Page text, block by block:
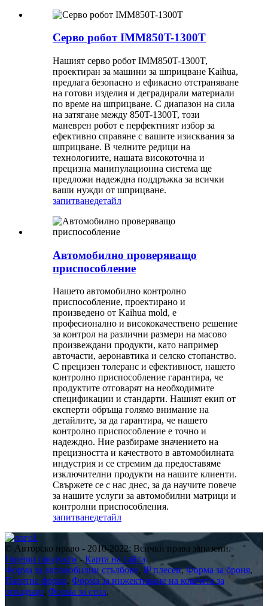
Серво робот IMM850T-1300T
Нашият серво робот IMM850T-1300T,
проектиран за машини за шприцване Kaihua,
предлага безопасно и ефикасно отстраняване
на готови изделия и деградирали материали
по време на шприцване. С диапазон на сила
на затягане между 850T-1300T, този
маневрен робот е перфектният избор за
ефективно справяне с вашите изисквания за
шприцване. В челните редици на
технологиите, нашата високоточна и
прецизна манипулационна система ще
предложи надеждна поддръжка за всички
ваши нужди от шприцване.
запитванедетайл
Автомобилно проверяващо
приспособление
Нашето автомобилно контролно
приспособление, проектирано и
произведено от Kaihua mold, е
професионално и висококачествено решение
за контрол на различни размери на масово
произвеждани продукти, като например
авточасти, аеронавтика и селско стопанство.
С прецизен толеранс и ефективност, нашето
контролно приспособление гарантира, че
продуктите отговарят на необходимите
спецификации и стандарти. Нашият екип от
експерти обръща голямо внимание на
детайлите, за да гарантира, че нашето
контролно приспособление е точно и
надеждно. Ние разбираме значението на
прецизността и качеството в автомобилната
индустрия и се стремим да предоставяме
изключителни продукти на нашите клиенти.
Свържете се с нас днес, за да научите повече
за нашите услуги за автомобилни матрици и
контролни приспособления.
запитванедетайл
© Авторско право - 2010-2022: Всички права запазени.
Горещи продукти-Карта на сайта
Форма за автомобилни стълбове, IP плесен,Форма за броня,
Палетна форма, Форма за инжектиране на кошчета за
отпадъци, Форма за стол,